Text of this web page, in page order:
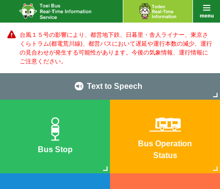
台風１５号の影響により、都営地下鉄、日暮里・舎人ライナー、東京さ
くらトラム(都電荒川線)、都営バスにおいて遅延や運行本数の減少、運行
の見合わせが発生する可能性があります。 今後の気象情報、運行情報に
ご注意ください。
Text to Speech
Bus Stop
Bus Operation
Status